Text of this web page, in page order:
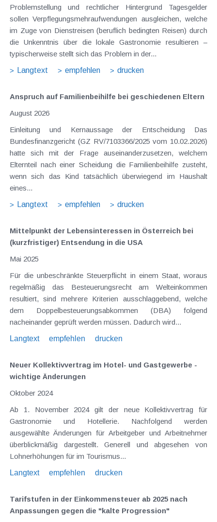
Problemstellung und rechtlicher Hintergrund Tagesgelder
sollen Verpflegungsmehraufwendungen ausgleichen, welche
im Zuge von Dienstreisen (beruflich bedingten Reisen) durch
die Unkenntnis über die lokale Gastronomie resultieren –
typischerweise stellt sich das Problem in der...
Langtext
empfehlen drucken
Anspruch auf Familienbeihilfe bei geschiedenen Eltern
August 2026
Einleitung und Kernaussage der Entscheidung Das
Bundesfinanzgericht (GZ RV/7103366/2025 vom 10.02.2026)
hatte sich mit der Frage auseinanderzusetzen, welchem
Elternteil nach einer Scheidung die Familienbeihilfe zusteht,
wenn sich das Kind tatsächlich überwiegend im Haushalt
eines...
Langtext
empfehlen drucken
Mittelpunkt der Lebensinteressen in Österreich bei
(kurzfristiger) Entsendung in die USA
Mai 2025
Für die unbeschränkte Steuerpflicht in einem Staat, woraus
regelmäßig das Besteuerungsrecht am Welteinkommen
resultiert, sind mehrere Kriterien ausschlaggebend, welche
dem Doppelbesteuerungsabkommen (DBA) folgend
nacheinander geprüft werden müssen. Dadurch wird...
Langtext
empfehlen drucken
Neuer Kollektivvertrag im Hotel- und Gastgewerbe -
wichtige Änderungen
Oktober 2024
Ab 1. November 2024 gilt der neue Kollektivvertrag für
Gastronomie und Hotellerie. Nachfolgend werden
ausgewählte Änderungen für Arbeitgeber und Arbeitnehmer
überblickmäßig dargestellt. Generell und abgesehen von
Lohnerhöhungen für im Tourismus...
Langtext
empfehlen drucken
Tarifstufen in der Einkommensteuer ab 2025 nach
Anpassungen gegen die "kalte Progression"